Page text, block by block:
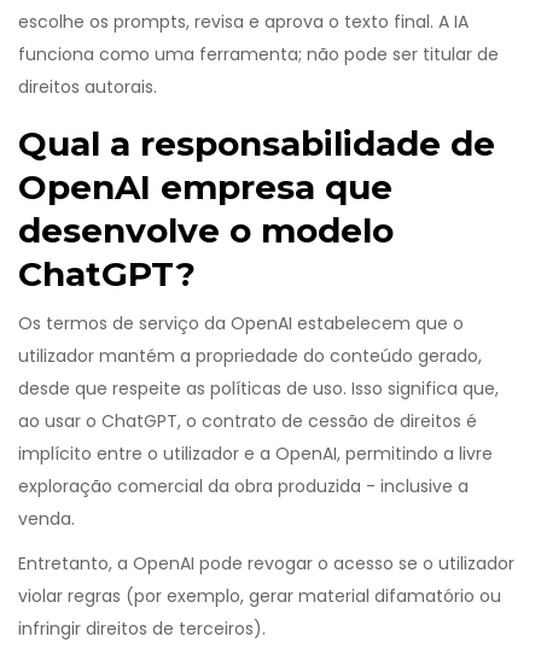
escolhe os prompts, revisa e aprova o texto final. A IA
funciona como uma ferramenta; não pode ser titular de
direitos autorais.
Qual a responsabilidade de
OpenAI empresa que
desenvolve o modelo
ChatGPT?
Os termos de serviço da OpenAI estabelecem que o
utilizador mantém a propriedade do conteúdo gerado,
desde que respeite as políticas de uso. Isso significa que,
ao usar o ChatGPT, o contrato de cessão de direitos é
implícito entre o utilizador e a OpenAI, permitindo a livre
exploração comercial da obra produzida - inclusive a
venda.
Entretanto, a OpenAI pode revogar o acesso se o utilizador
violar regras (por exemplo, gerar material difamatório ou
infringir direitos de terceiros).